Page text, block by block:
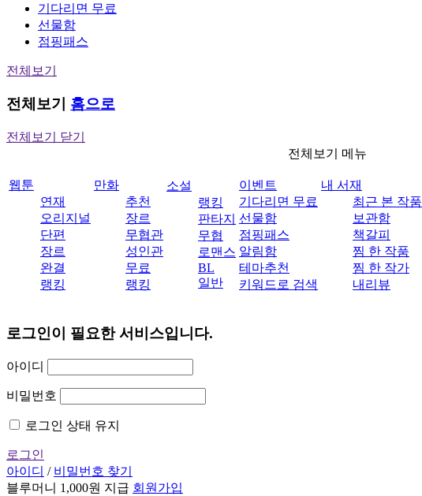
기다리면 무료
선물함
점핑패스
전체보기
전체보기 홈으로
전체보기 닫기
전체보기 메뉴
웹툰
연재
오리지널
단편
장르
완결
랭킹
만화
추천
장르
무협관
성인관
무료
랭킹
소설
랭킹
판타지
무협
로맨스
BL
일반
이벤트
기다리면 무료
선물함
점핑패스
알림함
테마추천
키워드로 검색
내 서재
최근 본 작품
보관함
책갈피
찜 한 작품
찜 한 작가
내리뷰
로그인이 필요한 서비스입니다.
아이디
비밀번호
로그인 상태 유지
로그인
아이디 / 비밀번호 찾기
블루머니 1,000원 지급 회원가입